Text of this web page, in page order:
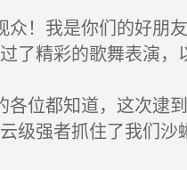
！我是你们的好朋
了精彩的歌舞表演
位都知道，这次逮
级强者抓住了我们